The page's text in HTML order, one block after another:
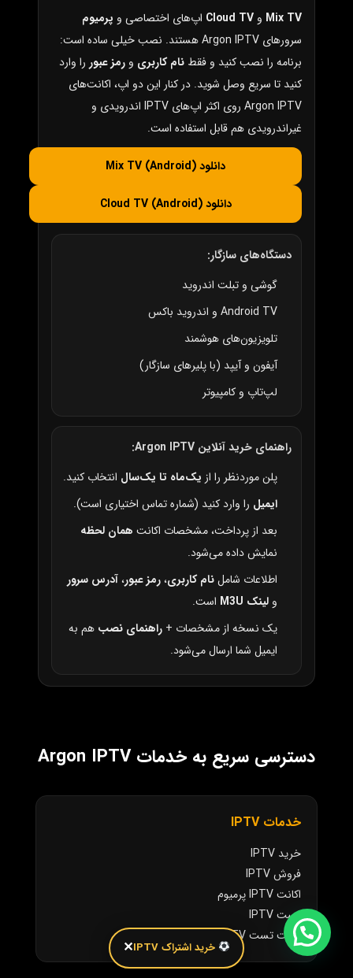
Mix TV و Cloud TV اپ‌های اختصاصی و پرمیوم
سرورهای Argon IPTV هستند. نصب خیلی ساده است:
برنامه را نصب کنید و فقط نام کاربری و رمز عبور را وارد
کنید تا سریع وصل شوید. در کنار این دو اپ، اکانت‌های
Argon IPTV روی اکثر اپ‌های IPTV اندرویدی و
غیراندرویدی هم قابل استفاده است.
دانلود Mix TV (Android)
دانلود Cloud TV (Android)
دستگاه‌های سازگار:
گوشی و تبلت اندروید
Android TV و اندروید باکس
تلویزیون‌های هوشمند
آیفون و آیپد (با پلیرهای سازگار)
لپ‌تاپ و کامپیوتر
راهنمای خرید آنلاین Argon IPTV:
پلن موردنظر را از یک‌ماه تا یک‌سال انتخاب کنید.
ایمیل را وارد کنید (شماره تماس اختیاری است).
بعد از پرداخت، مشخصات اکانت همان لحظه
نمایش داده می‌شود.
اطلاعات شاملنام کاربری،رمز عبور،آدرس سرور
و لینک M3U
است.
یک نسخه از مشخصات + راهنمای نصب هم به
ایمیل شما ارسال می‌شود.
دسترسی سریع به خدمات Argon IPTV
خدمات IPTV
خرید IPTV
فروش IPTV
اکانت IPTV پرمیوم
تست IPTV
اکانت تست IPTV
خرید اشتراک IPTV ✕